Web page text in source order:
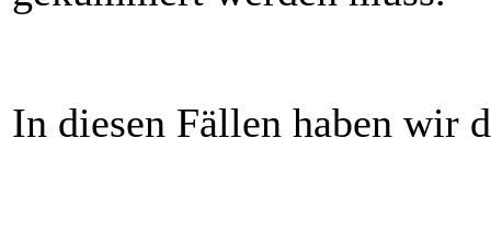
In diesen Fällen haben wir